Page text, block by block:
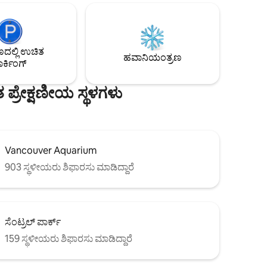
ನೈಸರ್ಗಿಕ ಸೌಂದರ್ಯ ಮತ್ತು ಉನ್ನತ ಶ್ರೇಯಾಂಕದ
ಆಹಾರ ದೃಶ್ಯವನ್ನು ತೆಗೆದುಕೊಳ್ಳಿ.
ಉಚಿತ
ಹವಾನಿಯಂತ್ರಣ
ಸ್ಥಳಗಳು
Vancouver Aquarium
903 ಸ್ಥಳೀಯರು ಶಿಫಾರಸು ಮಾಡಿದ್ದಾರೆ
ಸೆಂಟ್ರಲ್ ಪಾರ್ಕ್
159 ಸ್ಥಳೀಯರು ಶಿಫಾರಸು ಮಾಡಿದ್ದಾರೆ